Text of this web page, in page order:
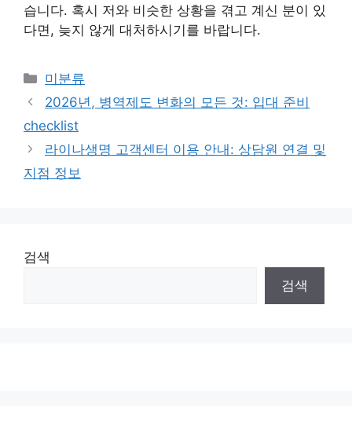
습니다. 혹시 저와 비슷한 상황을 겪고 계신 분이 있
다면, 늦지 않게 대처하시기를 바랍니다.
Categories
미분류
2026년, 병역제도 변화의 모든 것: 입대 준비
checklist
라이나생명 고객센터 이용 안내: 상담원 연결 및
지점 정보
검색
검색